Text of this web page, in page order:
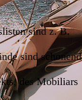
sind z. B.
sind schonend
des Mobiliars